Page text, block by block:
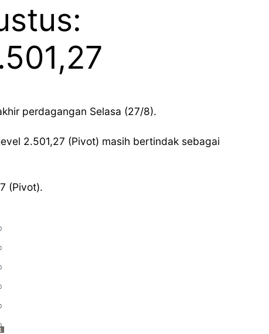
perdagangan Selasa (27/8).
2.501,27 (Pivot) masih bertindak sebagai
(Pivot).